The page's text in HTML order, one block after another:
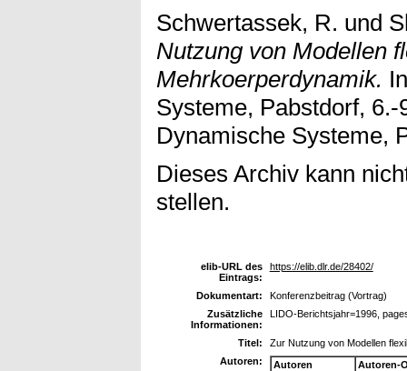
Schwertassek, R. und
Nutzung von Modellen
Mehrkoerperdynamik.
Systeme, Pabstdorf,
Dynamische Systeme,
Dieses Archiv kann
stellen.
elib-URL des
Eintrags:
https://elib.dlr.de/28402/
Dokumentart:
Konferenzbeitrag (Vortrag)
Zusätzliche
Informationen:
LIDO-Berichtsjahr=1996,
Titel:
Zur Nutzung von Modellen
Autoren:
Autoren
Autoren-